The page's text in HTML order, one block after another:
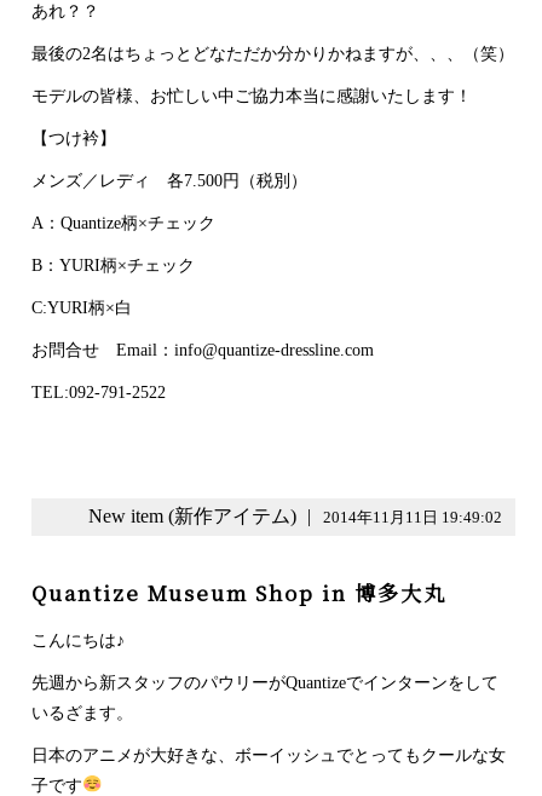
あれ？？
最後の2名はちょっとどなただか分かりかねますが、、、（笑）
モデルの皆様、お忙しい中ご協力本当に感謝いたします！
【つけ衿】
メンズ／レディ 各7.500円（税別）
A：Quantize柄×チェック
B：YURI柄×チェック
C:YURI柄×白
お問合せ Email：info@quantize-dressline.com
TEL:092-791-2522
New item (新作アイテム) | 2014年11月11日 19:49:02
Quantize Museum Shop in 博多大丸
こんにちは♪
先週から新スタッフのパウリーがQuantizeでインターンをして
いるざます。
日本のアニメが大好きな、ボーイッシュでとってもクールな女
子です